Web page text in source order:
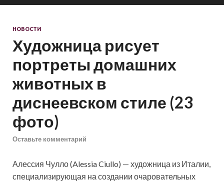
НОВОСТИ
Художница рисует
портреты домашних
животных в
диснеевском стиле (23
фото)
Оставьте комментарий
Алессия Чулло (Alessia Ciullo) — художница из Италии,
специализирующая на создании очаровательных